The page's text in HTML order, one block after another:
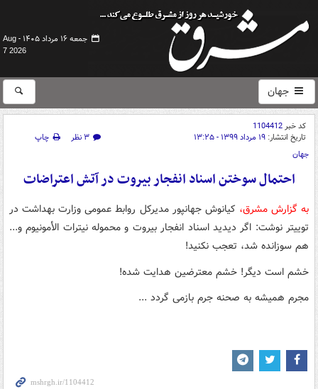
جمعه ۱۶ مرداد ۱۴۰۵ -
Aug
7 2026
جهان
کد خبر1104412
تاریخ انتشار: ۱۹ مرداد ۱۳۹۹ - ۱۳:۲۵ ۳ نظر
چاپ
جهان
احتمال سوختن اسناد انفجار بیروت در آتش اعتراضات
به گزارش مشرق، کیانوش جهانپور مدیرکل روابط عمومی وزارت بهداشت در
توییتر نوشت: اگر دیدید اسناد انفجار بیروت و محموله نیترات الأمونیوم و...
هم سوزانده شد، تعجب نکنید!
خشم است دیگر! خشم معترضین هدایت شده!
مجرم همیشه به صحنه جرم بازمی گردد ...